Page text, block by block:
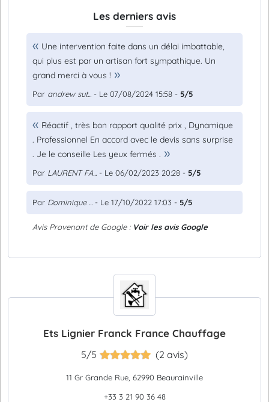
Les derniers avis
Une intervention faite dans un délai imbattable,
qui plus est par un artisan fort sympathique. Un
grand merci à vous !
Par andrew sut... - Le 07/08/2024 15:58 - 5/5
Réactif , très bon rapport qualité prix , Dynamique
. Professionnel En accord avec le devis sans surprise
. Je le conseille Les yeux fermés .
Par LAURENT FA... - Le 06/02/2023 20:28 - 5/5
Par Dominique ... - Le 17/10/2022 17:03 - 5/5
Avis Provenant de Google : Voir les avis Google
Ets Lignier Franck France Chauffage
5/5 (2 avis)
11 Gr Grande Rue, 62990 Beaurainville
+33 3 21 90 36 48